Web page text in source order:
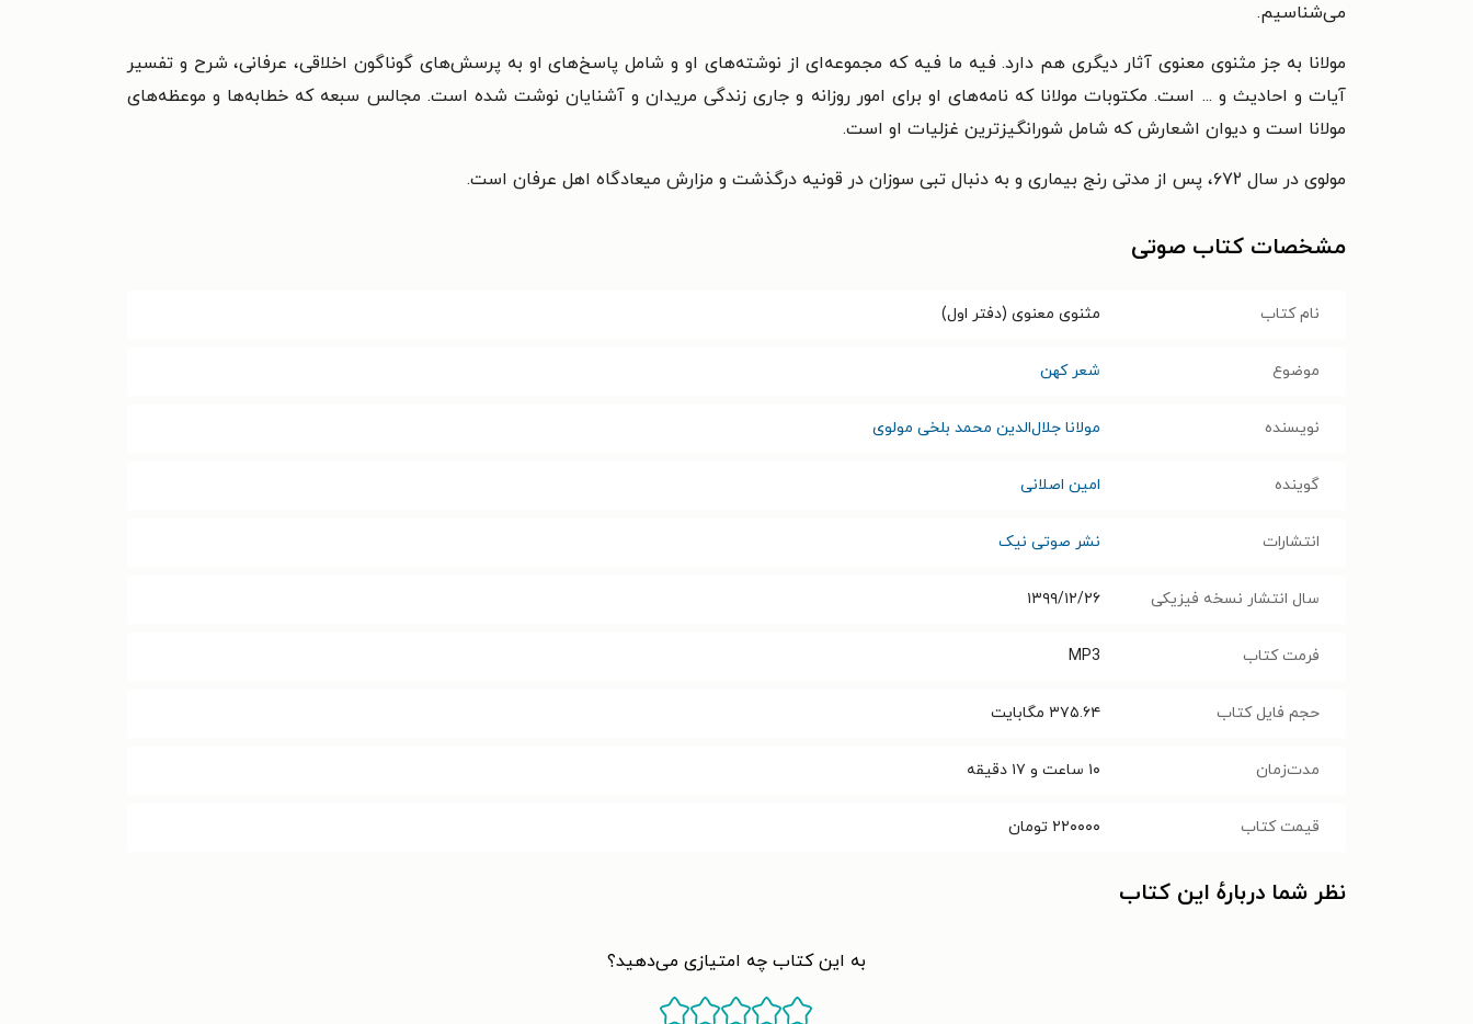
می‌شناسیم.
مولانا به جز مثنوی معنوی آثار دیگری هم دارد. فیه ما فیه که مجموعه‌ای از نوشته‌های او و شامل پاسخ‌های او به پرسش‌های گوناگون اخلاقی، عرفانی، شرح و تفسیر
آیات و احادیث و ... است. مکتوبات مولانا که نامه‌های او برای امور روزانه و جاری زندگی مریدان و آشنایان نوشت شده است. مجالس سبعه که خطابه‌ها و موعظه‌های
مولانا است و دیوان اشعارش که شامل شورانگیزترین غزلیات او است.
مولوی در سال ۶۷۲، پس از مدتی رنج بیماری و به دنبال تبی سوزان در قونیه درگذشت و مزارش میعادگاه اهل عرفان است.
مشخصات کتاب صوتی
نام کتاب مثنوی معنوی (دفتر اول)
موضوع شعر کهن
نویسنده مولانا جلال‌الدین محمد بلخی مولوی
گوینده امین اصلانی
انتشارات نشر صوتی نیک
سال انتشار نسخه فیزیکی ۱۳۹۹/۱۲/۲۶
فرمت کتاب MP3
حجم فایل کتاب ۳۷۵.۶۴ مگابایت
مدت‌زمان ۱۰ ساعت و ۱۷ دقیقه
قیمت کتاب ۲۲۰۰۰۰ تومان
نظر شما دربارهٔ این کتاب
به این کتاب چه امتیازی می‌دهید؟